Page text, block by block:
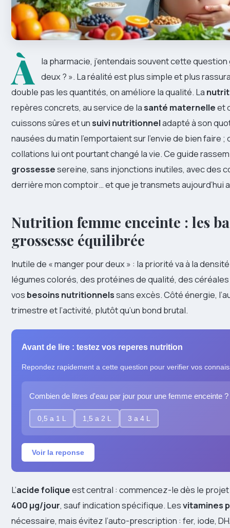
À la pharmacie, j’entendais souvent cette
deux ? ». La réalité est plus simple et plus
double pas les quantités, on améliore la qualité. La
repères concrets, au service de lasanté maternelleet
cuissons sûres et unsuivi nutritionneladapté à son
nausées du matin l’emportaient sur l’envie de bien
collations lui ont pourtant changé la vie. Ce guide
grossessesereine, sans injonctions inutiles, avec des
derrière mon comptoir… et que je transmets aujourd’hui
Nutrition femme enceinte : les
grossesse équilibrée
Inutile de « manger pour deux » : la priorité va à la
légumes colorés, des protéines de qualité, des
vos besoins nutritionnelssans excès. Côté énergie,
trimestre et l’activité, plutôt qu’un bond brutal.
Avant de lire : testez vos reperes nutrition
Repondez rapidement a cette question pour verifier vos
Combien de litres d'eau par jour pour une femme enceinte ?
0,5 a 1 L 1,5 a 2 L 3 a 4 L
Voir la reponse
L’acide foliqueest central : commencez-le dès le
400 μg/jour, sauf indication spécifique. Lesvitamines
nécessaire, mais évitez l’auto-prescription : fer, iode,